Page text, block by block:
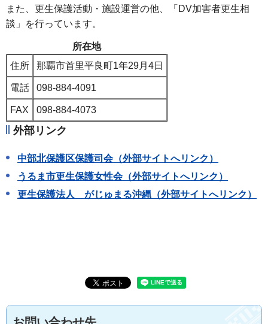
また、更生保護活動・施設運営の他、「DV加害者更生相
談」を行っています。
所在地
住所
那覇市首里平良町1年29月4日
電話 098-884-4091
FAX 098-884-4073
外部リンク
中部北保護区保護司会（外部サイトへリンク）
うるま市更生保護女性会（外部サイトへリンク）
更生保護法人 がじゅまる沖縄（外部サイトへリンク）